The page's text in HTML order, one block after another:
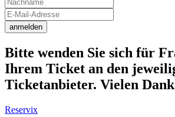
anmelden
Bitte wenden Sie sich für
Ihrem Ticket an den
Ticketanbieter. Vielen
Reservix